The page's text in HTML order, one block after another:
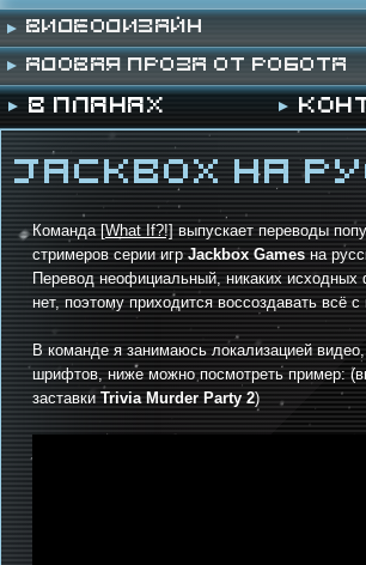
Видеодизайн
Адовая проза от робота
В планах
Jackbox на
Команда [What If?!] выпускает переводы
стримеров серии игрJackbox Gamesна
Перевод неофициальный, никаких исходных
нет, поэтому приходится воссоздавать всё с
В команде я занимаюсь локализацией видео,
шрифтов, ниже можно посмотреть пример:
заставки Trivia Murder Party 2)